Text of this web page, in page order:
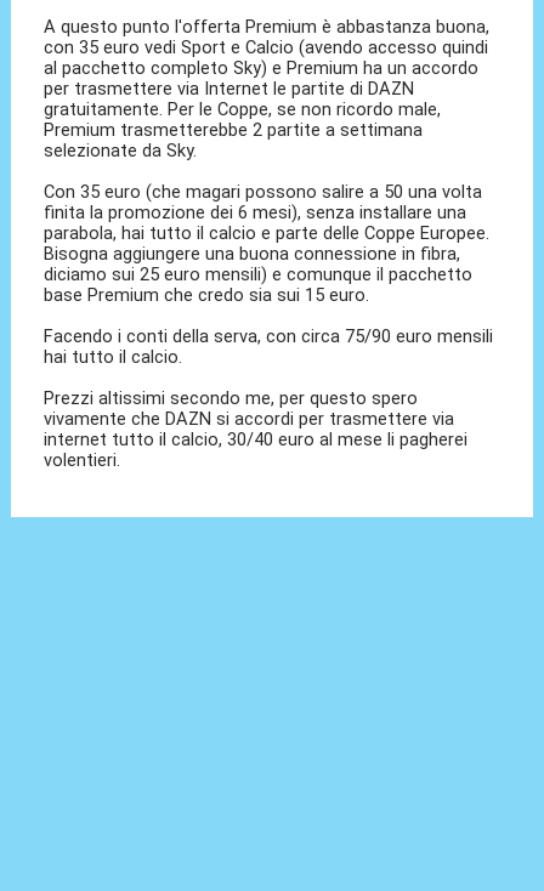
A questo punto l'offerta Premium è abbastanza buona,
con 35 euro vedi Sport e Calcio (avendo accesso quindi
al pacchetto completo Sky) e Premium ha un accordo
per trasmettere via Internet le partite di DAZN
gratuitamente. Per le Coppe, se non ricordo male,
Premium trasmetterebbe 2 partite a settimana
selezionate da Sky.
Con 35 euro (che magari possono salire a 50 una volta
finita la promozione dei 6 mesi), senza installare una
parabola, hai tutto il calcio e parte delle Coppe Europee.
Bisogna aggiungere una buona connessione in fibra,
diciamo sui 25 euro mensili) e comunque il pacchetto
base Premium che credo sia sui 15 euro.
Facendo i conti della serva, con circa 75/90 euro mensili
hai tutto il calcio.
Prezzi altissimi secondo me, per questo spero
vivamente che DAZN si accordi per trasmettere via
internet tutto il calcio, 30/40 euro al mese li pagherei
volentieri.